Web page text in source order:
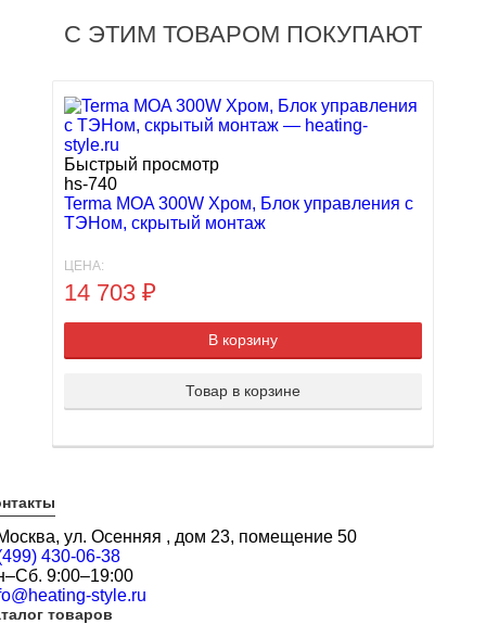
С ЭТИМ ТОВАРОМ ПОКУПАЮТ
Быстрый просмотр
hs-740
Terma MOA 300W Хром, Блок управления с
ТЭНом, скрытый монтаж
ЦЕНА:
14 703 ₽
В корзину
Товар в корзине
ул. Осенняя , дом 23, помещение 50
430-06-38
9:00–19:00
style.ru
товаров